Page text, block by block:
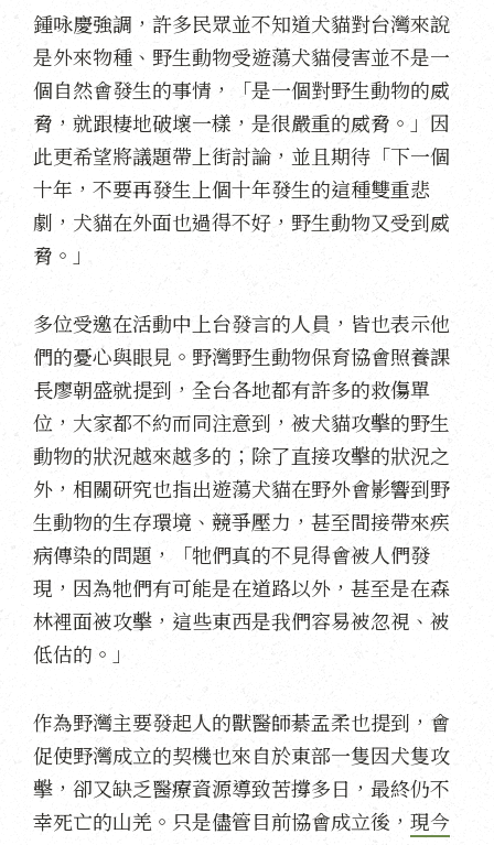
鍾咏慶強調，許多民眾並不知道犬貓對台灣來說
是外來物種、野生動物受遊蕩犬貓侵害並不是一
個自然會發生的事情，「是一個對野生動物的威
脅，就跟棲地破壞一樣，是很嚴重的威脅。」因
此更希望將議題帶上街討論，並且期待「下一個
十年，不要再發生上個十年發生的這種雙重悲
劇，犬貓在外面也過得不好，野生動物又受到威
脅。」
多位受邀在活動中上台發言的人員，皆也表示他
們的憂心與眼見。野灣野生動物保育協會照養課
長廖朝盛就提到，全台各地都有許多的救傷單
位，大家都不約而同注意到，被犬貓攻擊的野生
動物的狀況越來越多的；除了直接攻擊的狀況之
外，相關研究也指出遊蕩犬貓在野外會影響到野
生動物的生存環境、競爭壓力，甚至間接帶來疾
病傳染的問題，「牠們真的不見得會被人們發
現，因為牠們有可能是在道路以外，甚至是在森
林裡面被攻擊，這些東西是我們容易被忽視、被
低估的。」
作為野灣主要發起人的獸醫師綦孟柔也提到，會
促使野灣成立的契機也來自於東部一隻因犬隻攻
擊，卻又缺乏醫療資源導致苦撐多日，最終仍不
幸死亡的山羌。只是儘管目前協會成立後， 現今